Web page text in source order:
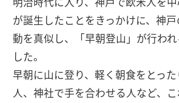
が誕生したことをきっかけに、神
動を真似し、「早朝登山」が行わ
した。
早朝に山に登り、軽く朝食をとっ
人、神社で手を合わせる人など、